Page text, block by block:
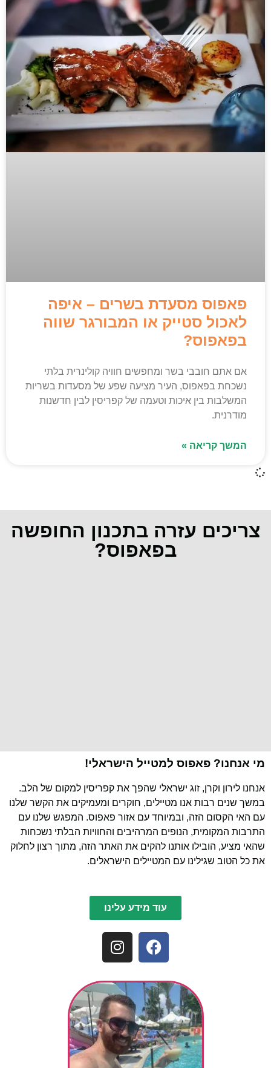
פאפוס מסעדת בשרים – איפה
לאכול סטייק או המבורגר שווה
בפאפוס?
אם אתם חובבי בשר ומחפשים חוויה קולינרית בלתי
נשכחת בפאפוס, העיר מציעה שפע של מסעדות בשריות
המשלבות בין איכות וטעמה של קפריסין לבין חדשנות
מודרנית.
המשך קריאה »
צריכים עזרה בתכנון החופשה
בפאפוס?
מי אנחנו? פאפוס למטייל הישראלי!
אנחנו לירון וקרן, זוג ישראלי שהפך את קפריסין למקום של הלב.
במשך שנים רבות אנו מטיילים, חוקרים ומעמיקים את הקשר שלנו
עם האי הקסום הזה, ובמיוחד עם אזור פאפוס. המפגש שלנו עם
התרבות המקומית, הנופים המרהיבים והחוויות הבלתי נשכחות
שהאי מציע, הובילו אותנו להקים את האתר הזה, מתוך רצון לחלוק
את כל הטוב שגילינו עם המטיילים הישראלים.
עוד מידע עלינו